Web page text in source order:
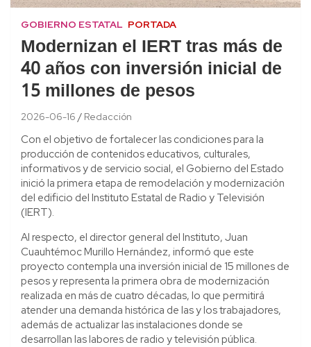
GOBIERNO ESTATAL PORTADA
Modernizan el IERT tras más de
40 años con inversión inicial de
15 millones de pesos
2026-06-16 Redacción
Con el objetivo de fortalecer las condiciones para la
producción de contenidos educativos, culturales,
informativos y de servicio social, el Gobierno del Estado
inició la primera etapa de remodelación y modernización
del edificio del Instituto Estatal de Radio y Televisión
(IERT).
Al respecto, el director general del Instituto, Juan
Cuauhtémoc Murillo Hernández, informó que este
proyecto contempla una inversión inicial de 15 millones de
pesos y representa la primera obra de modernización
realizada en más de cuatro décadas, lo que permitirá
atender una demanda histórica de las y los trabajadores,
además de actualizar las instalaciones donde se
desarrollan las labores de radio y televisión pública.